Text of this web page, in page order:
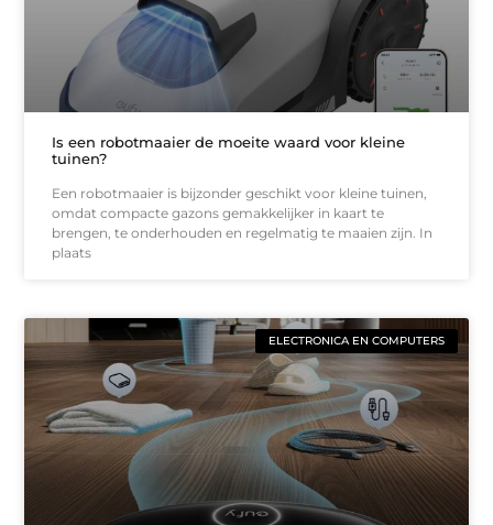
Is een robotmaaier de moeite waard voor kleine
tuinen?
Een robotmaaier is bijzonder geschikt voor kleine tuinen,
omdat compacte gazons gemakkelijker in kaart te
brengen, te onderhouden en regelmatig te maaien zijn. In
plaats
ELECTRONICA EN COMPUTERS